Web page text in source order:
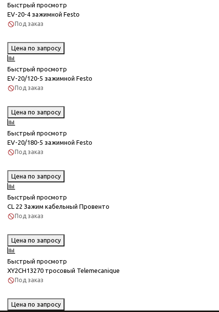
Быстрый просмотр
EV-20-4 зажимной Festo
Под заказ
Цена по запросу
Быстрый просмотр
EV-20/120-5 зажимной Festo
Под заказ
Цена по запросу
Быстрый просмотр
EV-20/180-5 зажимной Festo
Под заказ
Цена по запросу
Быстрый просмотр
CL 22 Зажим кабельный Провенто
Под заказ
Цена по запросу
Быстрый просмотр
XY2CH13270 тросовый Telemecanique
Под заказ
Цена по запросу